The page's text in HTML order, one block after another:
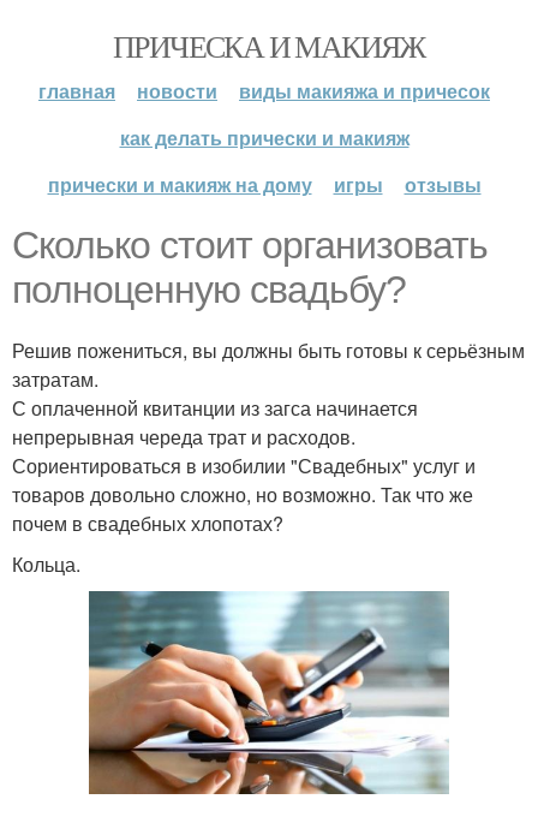
ПРИЧЕСКА И МАКИЯЖ
главная новости
виды макияжа и причесок
как делать прически и макияж
прически и макияж на дому
игры отзывы
Сколько стоит организовать
полноценную свадьбу?
Решив пожениться, вы должны быть готовы к серьёзным
затратам.
С оплаченной квитанции из загса начинается
непрерывная череда трат и расходов.
Сориентироваться в изобилии "Свадебных" услуг и
товаров довольно сложно, но возможно. Так что же
почем в свадебных хлопотах?
Кольца.